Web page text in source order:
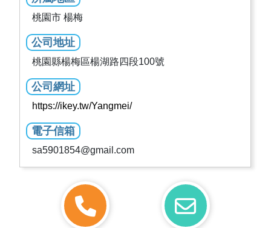
桃園市 楊梅
公司地址
桃園縣楊梅區楊湖路四段100號
公司網址
https://ikey.tw/Yangmei/
電子信箱
sa5901854@gmail.com